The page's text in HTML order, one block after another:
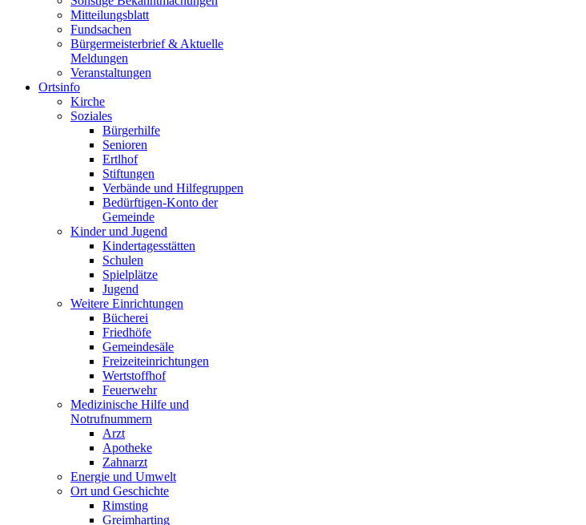
Mitteilungsblatt
Fundsachen
Bürgermeisterbrief & Aktuelle
Meldungen
Veranstaltungen
Ortsinfo
Kirche
Soziales
Bürgerhilfe
Senioren
Ertlhof
Stiftungen
Verbände und Hilfegruppen
Bedürftigen-Konto der
Gemeinde
Kinder und Jugend
Kindertagesstätten
Schulen
Spielplätze
Jugend
Weitere Einrichtungen
Bücherei
Friedhöfe
Gemeindesäle
Freizeiteinrichtungen
Wertstoffhof
Feuerwehr
Medizinische Hilfe und
Notrufnummern
Arzt
Apotheke
Zahnarzt
Energie und Umwelt
Ort und Geschichte
Rimsting
Greimharting